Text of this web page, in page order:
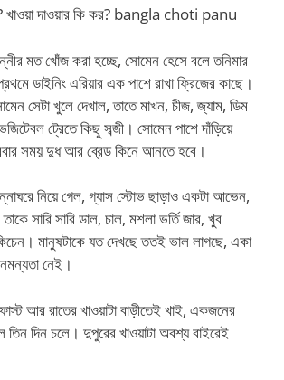
খাওয়া দাওয়ার কি কর? bangla choti panu
মত খোঁজ করা হচ্ছে, সোমেন হেসে বলে তনিমার
ডাইনিং এরিয়ার এক পাশে রাখা ফ্রিজের কাছে।
সেটা খুলে দেখাল, তাতে মাখন, চীজ, জ্যাম, ডিম
ট্রেতে কিছু সব্জী। সোমেন পাশে দাঁড়িয়ে
সময় দুধ আর ব্রেড কিনে আনতে হবে।
নিয়ে গেল, গ্যাস স্টোভ ছাড়াও একটা আভেন,
সারি সারি ডাল, চাল, মশলা ভর্তি জার, খুব
মানুষটাকে যত দেখছে ততই ভাল লাগছে, একা
নেই।
আর রাতের খাওয়াটা বাড়ীতেই খাই, একজনের
তিন দিন চলে। দুপুরের খাওয়াটা অবশ্য বাইরেই